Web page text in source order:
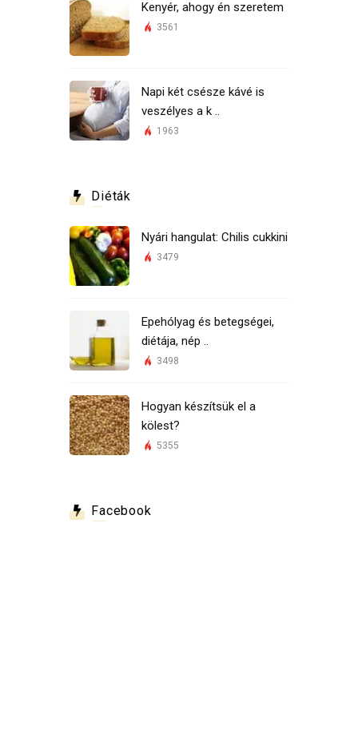
Kenyér, ahogy én szeretem
3561
Napi két csésze kávé is
veszélyes a k ..
1963
Diéták
Nyári hangulat: Chilis cukkini
3479
Epehólyag és betegségei,
diétája, nép ..
3498
Hogyan készítsük el a
kölest?
5355
Facebook